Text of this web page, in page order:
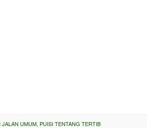
UMUM, PUISI TENTANG TERTIB